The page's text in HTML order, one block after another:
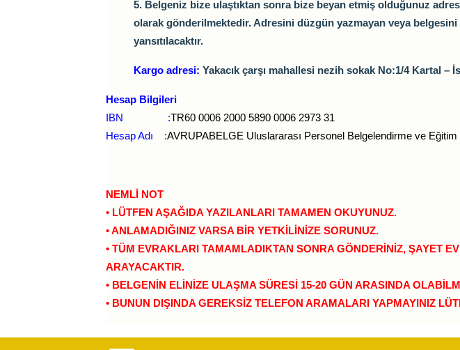
5. Belgeniz bize ulaştıktan sonra bize beyan etmiş olduğunuz
olarak gönderilmektedir. Adresini düzgün yazmayan veya
yansıtılacaktır.
Kargo adresi: Yakacık çarşı mahallesi nezih sokak No:1/4 Kartal –
Hesap Bilgileri
IBN :TR60 0006 2000 5890 0006 2973 31
Hesap Adı :AVRUPABELGE Uluslararası Personel Belgelendirme ve
NEMLİ NOT
• LÜTFEN AŞAĞIDA YAZILANLARI TAMAMEN OKUYUNUZ.
• ANLAMADIĞINIZ VARSA BİR YETKİLİNİZE SORUNUZ.
• TÜM EVRAKLARI TAMAMLADIKTAN SONRA GÖNDERİNİZ, ŞAYET
ARAYACAKTIR.
• BELGENİN ELİNİZE ULAŞMA SÜRESİ 15-20 GÜN ARASINDA
• BUNUN DIŞINDA GEREKSİZ TELEFON ARAMALARI YAPMAYINIZ